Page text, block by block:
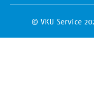
© VKU Service